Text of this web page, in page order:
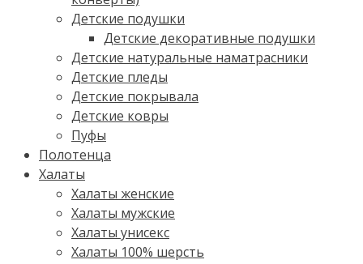
Детские подушки
Детские декоративные подушки
Детские натуральные наматрасники
Детские пледы
Детские покрывала
Детские ковры
Пуфы
Полотенца
Халаты
Халаты женские
Халаты мужские
Халаты унисекс
Халаты 100% шерсть